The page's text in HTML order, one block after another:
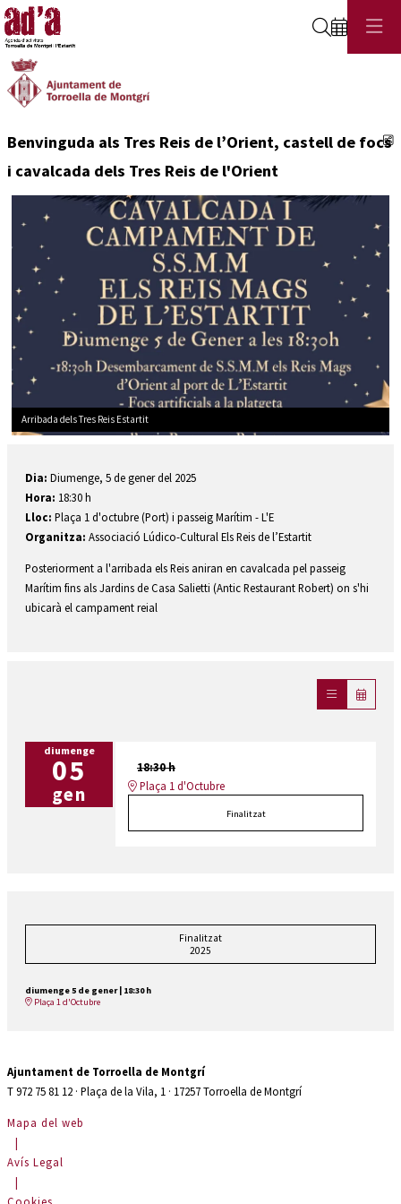
Cerca
Benvinguda als Tres Reis de l’Orient, castell de focs
i cavalcada dels Tres Reis de l'Orient
Arribada dels Tres Reis Estartit
Dia: Diumenge, 5 de gener del 2025
Hora: 18:30 h
Lloc: Plaça 1 d'octubre (Port) i passeig Marítim - L'E
Organitza: Associació Lúdico-Cultural Els Reis de l’Estartit
Posteriorment a l'arribada els Reis aniran en cavalcada pel passeig
Marítim fins als Jardins de Casa Salietti (Antic Restaurant Robert) on s'hi
ubicarà el campament reial
diumenge
05
gen
18:30 h
Plaça 1 d'Octubre
Finalitzat
Finalitzat
2025
diumenge 5 de gener| 18:30 h
Plaça 1 d'Octubre
Ajuntament de Torroella de Montgrí
T 972 75 81 12 · Plaça de la Vila, 1 · 17257 Torroella de Montgrí
Mapa del web
|
Avís Legal
|
Cookies